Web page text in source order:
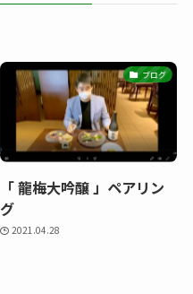
ブログ
「 龍梅大吟醸 」ペアリン
グ
2021.04.28